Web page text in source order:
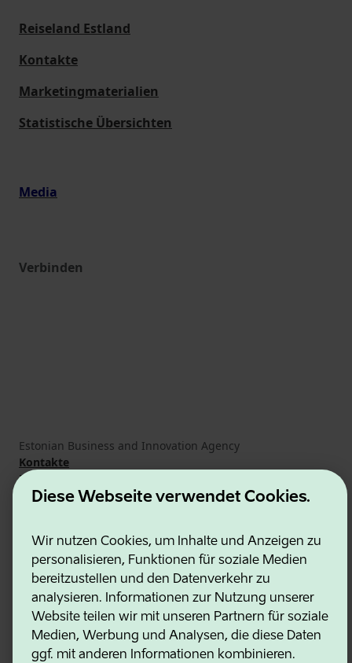
Diese Webseite verwendet Cookies.
Wir nutzen Cookies, um Inhalte und Anzeigen zu
personalisieren, Funktionen für soziale Medien
bereitzustellen und den Datenverkehr zu
analysieren. Informationen zur Nutzung unserer
Website teilen wir mit unseren Partnern für soziale
Medien, Werbung und Analysen, die diese Daten
ggf. mit anderen Informationen kombinieren.
Reiseland Estland
Kontakte
Marketingmaterialien
Statistische Übersichten
Media
Verbinden
Estonian Business and Innovation Agency
Kontakte
Kooperationspartner
Nutzungsbedingungen